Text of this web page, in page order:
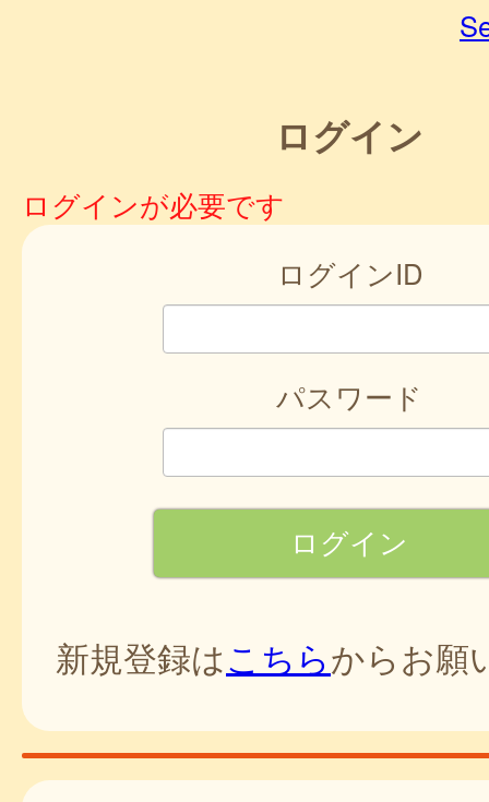
ログイン
ログインが必要です
ログインID
パスワード
新規登録はこちらからお願